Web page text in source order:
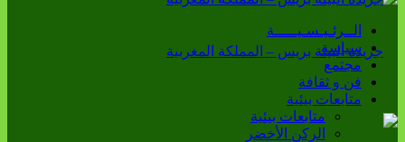
الــرئـيـسـيـــــة
سياسة
مجتمع
فن و ثقافة
متابعات بيئية
متابعات بيئية
الركن الأخضر